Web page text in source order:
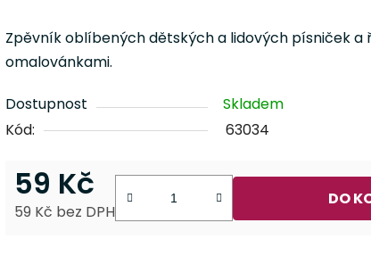
produktu
je
z
5
Zpěvník oblíbených dětských a lidových písniček a
omalovánkami.
Dostupnost
Skladem
Kód:
63034
59 Kč
59 Kč bez DPH
DO